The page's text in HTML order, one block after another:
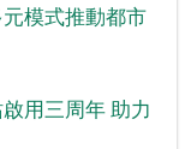
模式推動都市
用三周年 助力